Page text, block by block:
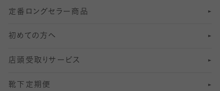
7 分丈 レギンス
8 分丈 レギンス
10分丈 レギンス
12分丈レギンス
スーツカジュアルソックス・靴下
ロングホーズ
サッカー・フットサル用ソックス
ヨガソックス・靴下
スポーツ用レッグウォーマー
SSサイズ（21～23cm）
加圧・着圧ソックス
冷えとり靴下
着圧・加圧タイツ
むくみ対策
定番ロングセラー商品
初めての方へ
店頭受取りサービス
靴下定期便